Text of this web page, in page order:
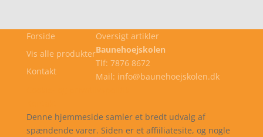
Forside
Vis alle produkter
Kontakt
Oversigt artikler
Baunehoejskolen
Tlf: 7876 8672
Mail: info@baunehoejskolen.dk
Denne hjemmeside samler et bredt udvalg af
spændende varer. Siden er et affiiliatesite, og nogle